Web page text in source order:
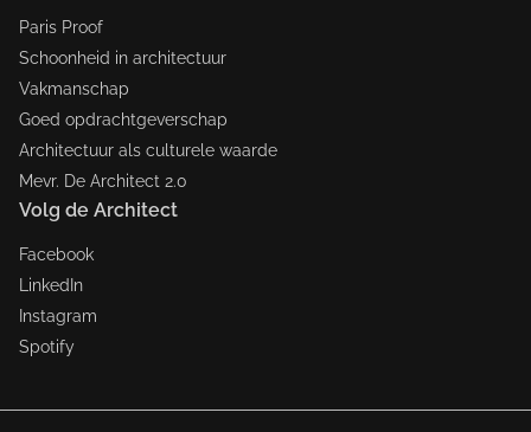
Paris Proof
Schoonheid in architectuur
Vakmanschap
Goed opdrachtgeverschap
Architectuur als culturele waarde
Mevr. De Architect 2.0
Volg de Architect
Facebook
LinkedIn
Instagram
Spotify